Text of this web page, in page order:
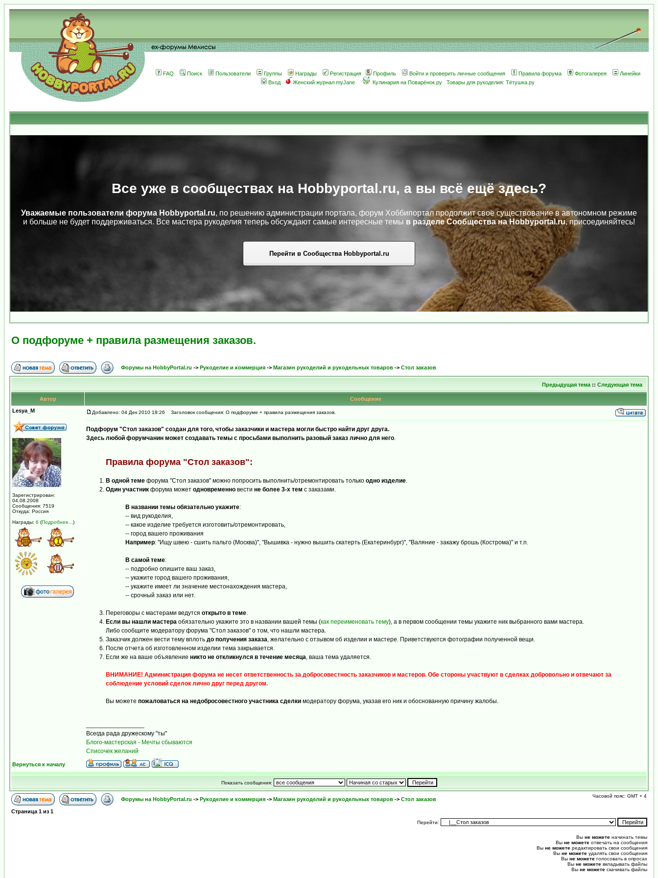
FAQ Поиск Пользователи Группы Награды Регистрация Профиль Войти и проверить личные сообщения Правила форума Фотогалерея
Линейки
Вход
Женский журнал myJane Кулинария на Поварёнок.ру Товары для рукоделия: Тётушка.ру
Все уже в сообществах на Hobbyportal.ru, а вы всё ещё здесь?
Уважаемые пользователи форума Hobbyportal.ru, по решению администрации портала, форум Хоббипортал продолжит своё существование в автономном режиме
и больше не будет поддерживаться. Все мастера рукоделия теперь обсуждают самые интересные темы в разделе Сообщества на Hobbyportal.ru, присоединяйтесь!
Перейти в Сообщества Hobbyportal.ru
О подфоруме + правила размещения заказов.
Форумы на HobbyPortal.ru -> Рукоделие и коммерция -> Магазин рукоделий и рукодельных товаров -> Стол заказов
Предыдущая тема :: Следующая тема
Автор
Сообщение
Lesya_M
Зарегистрирован:
04.08.2008
Сообщения: 7519
Откуда: Россия
Награды: 6 (Подробнее... )
Добавлено: 04 Дек 2010 18:26 Заголовок сообщения: О подфоруме + правила размещения заказов.
Подфорум "Стол заказов" создан для того, чтобы заказчики и мастера могли быстро найти друг друга.
Здесь любой форумчанин может создавать темы с просьбами выполнить разовый заказ лично для него.
Правила форума "Стол заказов":
В одной теме форума "Стол заказов" можно попросить выполнить/отремонтировать только одно изделие.
Один участник форума может одновременно вести не более 3-х тем с заказами.
В названии темы обязательно укажите:
-- вид рукоделия,
-- какое изделие требуется изготовить/отремонтировать,
-- город вашего проживания
Например: "Ищу швею - сшить пальто (Москва)", "Вышивка - нужно вышить скатерть (Екатеринбург)", "Валяние - закажу брошь (Кострома)" и т.п.
В самой теме:
-- подробно опишите ваш заказ,
-- укажите город вашего проживания,
-- укажите имеет ли значение местонахождения мастера,
-- срочный заказ или нет.
Переговоры с мастерами ведутся открыто в теме.
Если вы нашли мастера обязательно укажите это в названии вашей темы (как переименовать тему), а в первом сообщении темы укажите ник выбранного вами мастера.
Либо сообщите модератору форума "Стол заказов" о том, что нашли мастера.
Заказчик должен вести тему вплоть до получения заказа, желательно с отзывом об изделии и мастере. Приветствуются фотографии полученной вещи.
После отчета об изготовленном изделии тема закрывается.
Если же на ваше объявление никто не откликнулся в течение месяца, ваша тема удаляется.
ВНИМАНИЕ! Администрация форума не несет ответственность за добросовестность заказчиков и мастеров. Обе стороны участвуют в сделках добровольно и отвечают за
соблюдение условий сделок лично друг перед другом.
Вы можете пожаловаться на недобросовестного участника сделки модератору форума, указав его ник и обоснованную причину жалобы.
Всегда рада дружескому "ты"
Блого-мастерская - Мечты сбываются
Списочек желаний
Вернуться к началу
Показать сообщения:
Форумы на HobbyPortal.ru -> Рукоделие и коммерция -> Магазин рукоделий и рукодельных товаров -> Стол заказов
Часовой пояс: GMT + 4
Страница 1 из 1
Перейти:
Вы не можете начинать темы
Вы не можете отвечать на сообщения
Вы не можете редактировать свои сообщения
Вы не можете удалять свои сообщения
Вы не можете голосовать в опросах
Вы не можете вкладывать файлы
Вы не можете скачивать файлы